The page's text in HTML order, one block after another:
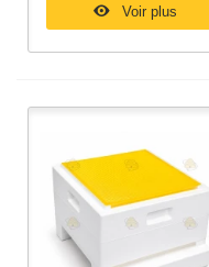
Voir plus